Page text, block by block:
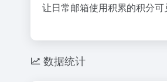
让日常邮箱使用积累的积分可
数据统计